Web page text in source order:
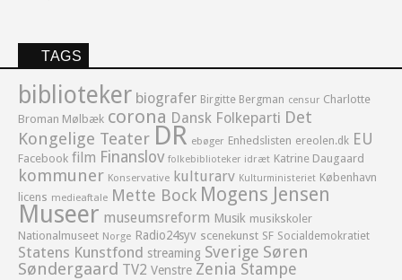
TAGS
biblioteker biografer Birgitte Bergman censur Charlotte
Broman Mølbæk corona Dansk Folkeparti Det
Kongelige Teater DR ebøger Enhedslisten ereolen.dk EU
Facebook film Finanslov folkebiblioteker idræt Katrine Daugaard
kommuner Konservative kulturarv Kulturministeriet København
licens medieaftale Mette Bock Mogens Jensen
Museer museumsreform Musik musikskoler
Nationalmuseet Norge Radio24syv scenekunst SF Socialdemokratiet
Statens Kunstfond streaming Sverige Søren
Søndergaard TV2 Venstre Zenia Stampe